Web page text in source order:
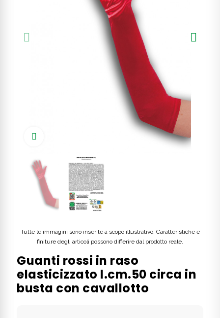
Tutte le immagini sono inserite a scopo illustrativo. Caratteristiche e
finiture degli articoli possono differire dal prodotto reale.
Guanti rossi in raso
elasticizzato l.cm.50 circa in
busta con cavallotto